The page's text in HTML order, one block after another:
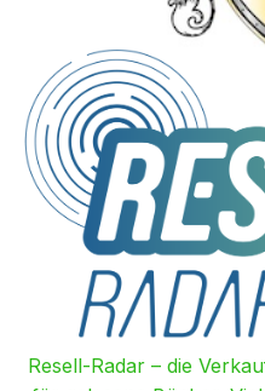
Resell-Radar – die